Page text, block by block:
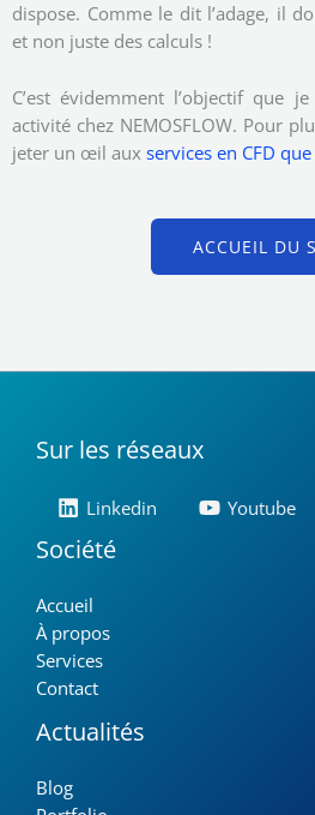
dispose. Comme le dit l’adage, il
et non juste des calculs !
C’est évidemment l’objectif que
activité chez NEMOSFLOW. Pour
jeter un œil aux services en CFD
ACCUEIL DU
Sur les réseaux
Linkedin Youtube
Société
Accueil
À propos
Services
Contact
Actualités
Blog